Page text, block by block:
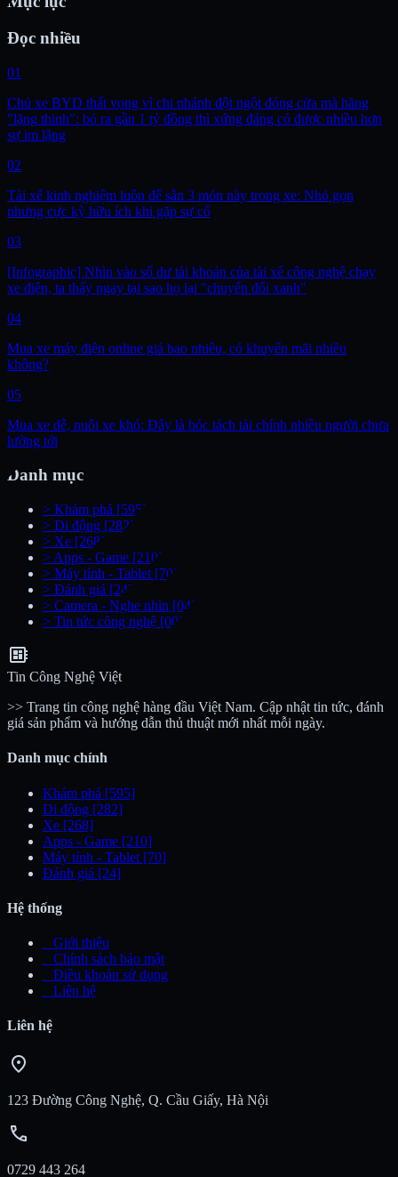
Đọc nhiều
01
Chủ xe BYD thất vọng vì chi nhánh đột ngột đóng cửa mà hãng
"lặng thinh": bỏ ra gần 1 tỷ đồng thì xứng đáng có được nhiều hơn
sự im lặng
02
Tài xế kinh nghiệm luôn để sẵn 3 món này trong xe: Nhỏ gọn
nhưng cực kỳ hữu ích khi gặp sự cố
03
[Infographic] Nhìn vào số dư tài khoản của tài xế công nghệ chạy
xe điện, ta thấy ngay tại sao họ lại "chuyển đổi xanh"
04
Mua xe máy điện online giá bao nhiêu, có khuyến mãi nhiều
không?
05
Mua xe dễ, nuôi xe khó: Đây là bóc tách tài chính nhiều người chưa
lường tới
Danh mục
> Khám phá [595]
> Di động [282]
> Xe [268]
> Apps - Game [210]
> Máy tính - Tablet [70]
> Đánh giá [24]
> Camera - Nghe nhìn [04]
> Tin tức công nghệ [00]
developer_board
Tin Công Nghệ Việt
>> Trang tin công nghệ hàng đầu Việt Nam. Cập nhật tin tức, đánh
giá sản phẩm và hướng dẫn thủ thuật mới nhất mỗi ngày.
Danh mục chính
Khám phá [595]
Di động [282]
Xe [268]
Apps - Game [210]
Máy tính - Tablet [70]
Đánh giá [24]
Hệ thống
Giới thiệu
Chính sách bảo mật
Điều khoản sử dụng
Liên hệ
Liên hệ
location_on
123 Đường Công Nghệ, Q. Cầu Giấy, Hà Nội
call
0729 443 264